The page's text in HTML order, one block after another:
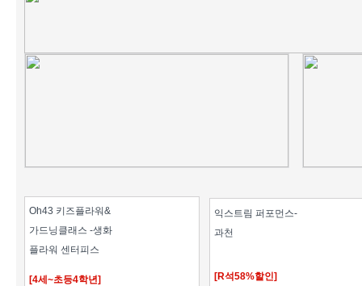
Oh43 키즈플라워&
가드닝클래스 -생화
플라워 센터피스
[4세~초등4학년]
익스트림 퍼포먼스-
과천
[R석58%할인]